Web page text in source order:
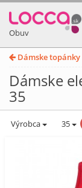
Obuv
Dámske topánky
Dámske
35
Výrobca 35